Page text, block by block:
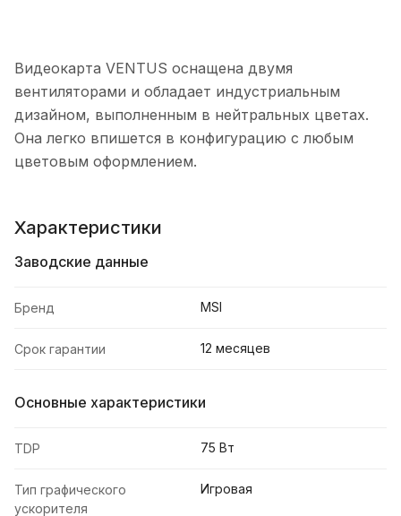
Видеокарта VENTUS оснащена двумя
вентиляторами и обладает индустриальным
дизайном, выполненным в нейтральных цветах.
Она легко впишется в конфигурацию с любым
цветовым оформлением.
Характеристики
Заводские данные
Бренд MSI
Срок гарантии 12 месяцев
Основные характеристики
TDP 75 Вт
Тип графического
ускорителя
Игровая